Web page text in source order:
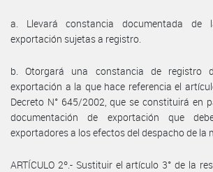
a. Llevará constancia documentada de
exportación sujetas a registro.
b. Otorgará una constancia de registro
exportación a la que hace referencia el
Decreto N° 645/2002, que se constituirá en
documentación de exportación que
exportadores a los efectos del despacho de la
ARTÍCULO 2º.- Sustituir el artículo 3° de la